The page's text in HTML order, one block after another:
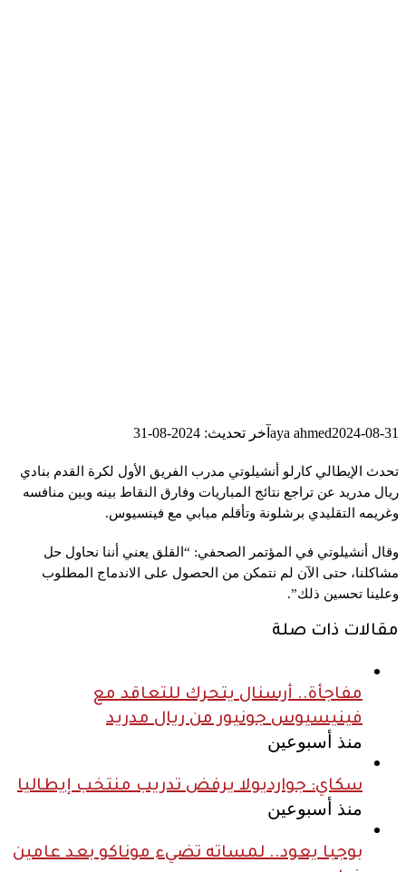
aya ahmed2024-08-31 آخر تحديث: 2024-08-31
تحدث الإيطالي كارلو أنشيلوتي مدرب الفريق الأول لكرة القدم بنادي
ريال مدريد عن تراجع نتائج المباريات وفارق النقاط بينه وبين منافسه
وغريمه التقليدي برشلونة وتأقلم مبابي مع فينسيوس.
وقال أنشيلوتي في المؤتمر الصحفي: “القلق يعني أننا نحاول حل
مشاكلنا، حتى الآن لم نتمكن من الحصول على الاندماج المطلوب
وعلينا تحسين ذلك”.
مقالات ذات صلة
مفاجأة.. أرسنال يتحرك للتعاقد مع
فينيسيوس جونيور من ريال مدريد
منذ أسبوعين
سكاي: جوارديولا يرفض تدريب منتخب إيطاليا
منذ أسبوعين
بوجبا يعود.. لمساته تضيء موناكو بعد عامين